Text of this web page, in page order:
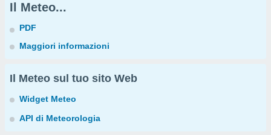
Il Meteo...
PDF
Maggiori informazioni
Il Meteo sul tuo sito Web
Widget Meteo
API di Meteorologia